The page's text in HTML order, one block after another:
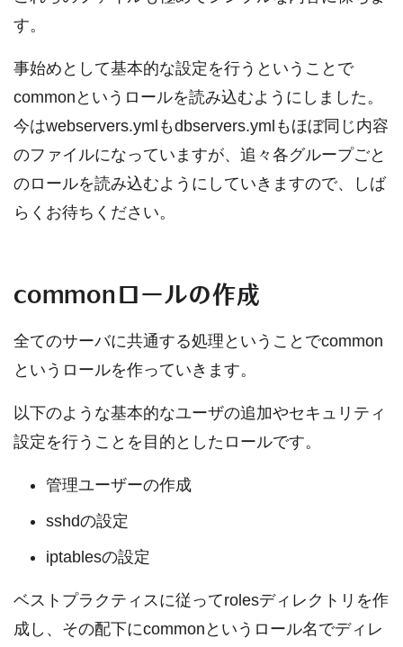
す。
事始めとして基本的な設定を行うということで
commonというロールを読み込むようにしました。
今はwebservers.ymlもdbservers.ymlもほぼ同じ内容
のファイルになっていますが、追々各グループごと
のロールを読み込むようにしていきますので、しば
らくお待ちください。
commonロールの作成
全てのサーバに共通する処理ということでcommon
というロールを作っていきます。
以下のような基本的なユーザの追加やセキュリティ
設定を行うことを目的としたロールです。
管理ユーザーの作成
sshdの設定
iptablesの設定
ベストプラクティスに従ってrolesディレクトリを作
成し、その配下にcommonというロール名でディレ